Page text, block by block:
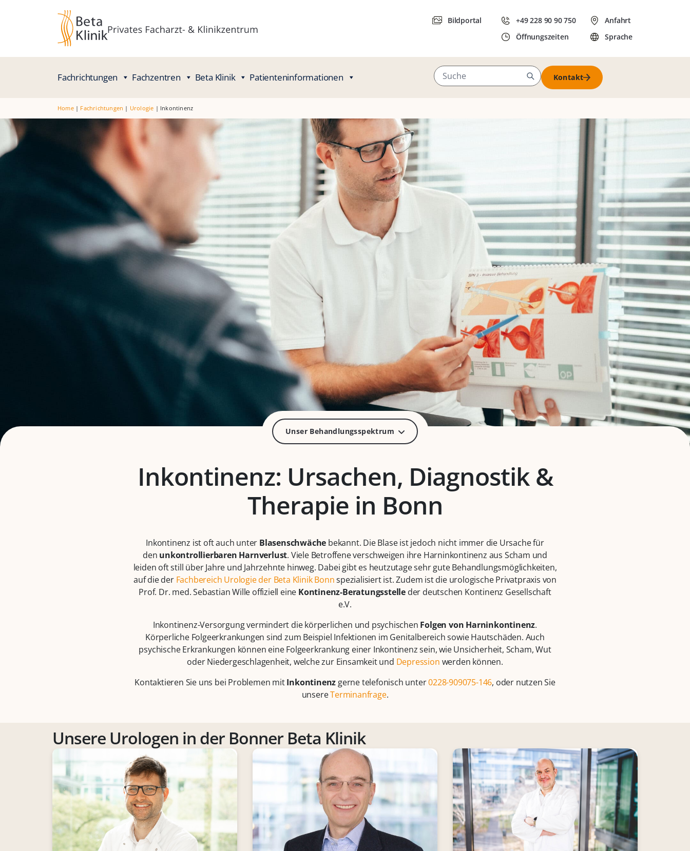
Bildportal
+49 228 90 90 750
Öffnungszeiten
Anfahrt
Sprache
Fachrichtungen Fachzentren Beta Klinik Patienteninformationen Kontakt
Home| Fachrichtungen | Urologie | Inkontinenz
Unser Behandlungsspektrum
Inkontinenz: Ursachen, Diagnostik &
Therapie in Bonn
Inkontinenz ist oft auch unter Blasenschwäche bekannt. Die Blase ist jedoch nicht immer die Ursache für
den unkontrollierbaren Harnverlust. Viele Betroffene verschweigen ihre Harninkontinenz aus Scham und
leiden oft still über Jahre und Jahrzehnte hinweg. Dabei gibt es heutzutage sehr gute Behandlungsmöglichkeiten,
auf die der Fachbereich Urologie der Beta Klinik Bonnspezialisiert ist. Zudem ist die urologische Privatpraxis von
Prof. Dr. med. Sebastian Wille offiziell eine Kontinenz-Beratungsstelle der deutschen Kontinenz Gesellschaft
e.V.
Inkontinenz-Versorgung vermindert die körperlichen und psychischen Folgen von Harninkontinenz.
Körperliche Folgeerkrankungen sind zum Beispiel Infektionen im Genitalbereich sowie Hautschäden. Auch
psychische Erkrankungen können eine Folgeerkrankung einer Inkontinenz sein, wie Unsicherheit, Scham, Wut
oder Niedergeschlagenheit, welche zur Einsamkeit und Depression werden können.
Kontaktieren Sie uns bei Problemen mitInkontinenzgerne telefonisch unter0228-909075-146, oder nutzen Sie
unsereTerminanfrage.
Unsere Urologen in der Bonner Beta Klinik